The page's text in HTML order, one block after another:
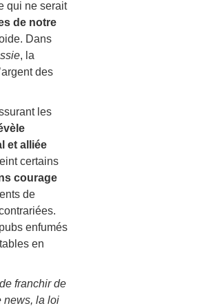
qui ne serait
de notre
Dans
, la
des
les
et alliée
certains
courage
de
enfumés
en
franchir de
news, la loi